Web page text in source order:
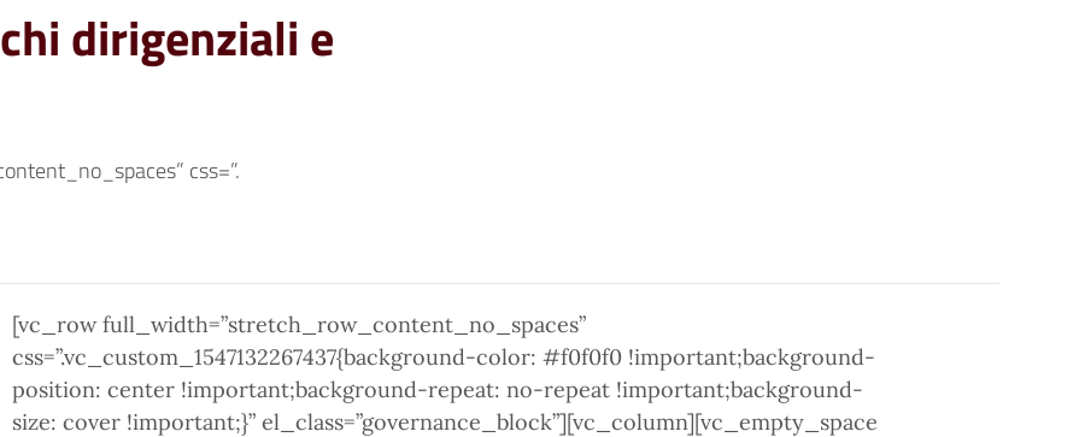
dirigenziali e
css=”.
[vc_row full_width=”stretch_row_content_no_spaces”
css=”.vc_custom_1547132267437{background-color: #f0f0f0 !important;background-
position: center !important;background-repeat: no-repeat !important;background-
size: cover !important;}” el_class=”governance_block”][vc_column][vc_empty_space